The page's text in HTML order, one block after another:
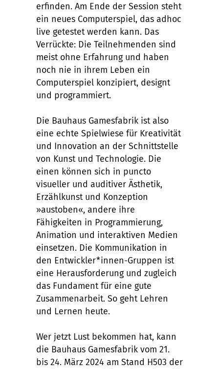
erfinden. Am Ende der Session steht
ein neues Computerspiel, das adhoc
live getestet werden kann. Das
Verrückte: Die Teilnehmenden sind
meist ohne Erfahrung und haben
noch nie in ihrem Leben ein
Computerspiel konzipiert, designt
und programmiert.
Die Bauhaus Gamesfabrik ist also
eine echte Spielwiese für Kreativität
und Innovation an der Schnittstelle
von Kunst und Technologie. Die
einen können sich in puncto
visueller und auditiver Ästhetik,
Erzählkunst und Konzeption
»austoben«, andere ihre
Fähigkeiten in Programmierung,
Animation und interaktiven Medien
einsetzen. Die Kommunikation in
den Entwickler*innen-Gruppen ist
eine Herausforderung und zugleich
das Fundament für eine gute
Zusammenarbeit. So geht Lehren
und Lernen heute.
Wer jetzt Lust bekommen hat, kann
die Bauhaus Gamesfabrik vom 21.
bis 24. März 2024 am Stand H503 der